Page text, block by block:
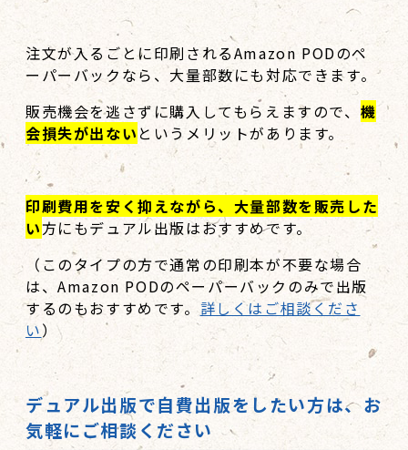
注文が入るごとに印刷されるAmazon PODのペ
ーパーバックなら、大量部数にも対応できます。
販売機会を逃さずに購入してもらえますので、 機
会損失が出ない というメリットがあります。
印刷費用を安く抑えながら、大量部数を販売した
い方にもデュアル出版はおすすめです。
（このタイプの方で通常の印刷本が不要な場合
は、Amazon PODのペーパーバックのみで出版
するのもおすすめです。詳しくはご相談くださ
い）
デュアル出版で自費出版をしたい方は、お
気軽にご相談ください